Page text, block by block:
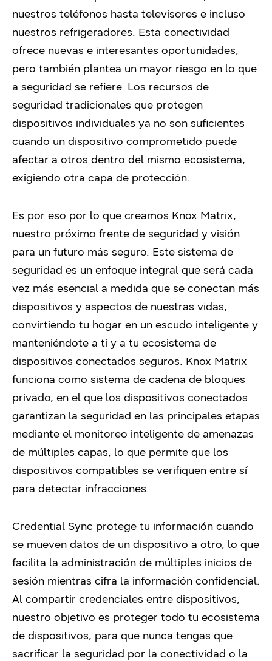
nuestros teléfonos hasta televisores e incluso
nuestros refrigeradores. Esta conectividad
ofrece nuevas e interesantes oportunidades,
pero también plantea un mayor riesgo en lo que
a seguridad se refiere. Los recursos de
seguridad tradicionales que protegen
dispositivos individuales ya no son suficientes
cuando un dispositivo comprometido puede
afectar a otros dentro del mismo ecosistema,
exigiendo otra capa de protección.
Es por eso por lo que creamos Knox Matrix,
nuestro próximo frente de seguridad y visión
para un futuro más seguro. Este sistema de
seguridad es un enfoque integral que será cada
vez más esencial a medida que se conectan más
dispositivos y aspectos de nuestras vidas,
convirtiendo tu hogar en un escudo inteligente y
manteniéndote a ti y a tu ecosistema de
dispositivos conectados seguros. Knox Matrix
funciona como sistema de cadena de bloques
privado, en el que los dispositivos conectados
garantizan la seguridad en las principales etapas
mediante el monitoreo inteligente de amenazas
de múltiples capas, lo que permite que los
dispositivos compatibles se verifiquen entre sí
para detectar infracciones.
Credential Sync protege tu información cuando
se mueven datos de un dispositivo a otro, lo que
facilita la administración de múltiples inicios de
sesión mientras cifra la información confidencial.
Al compartir credenciales entre dispositivos,
nuestro objetivo es proteger todo tu ecosistema
de dispositivos, para que nunca tengas que
sacrificar la seguridad por la conectividad o la